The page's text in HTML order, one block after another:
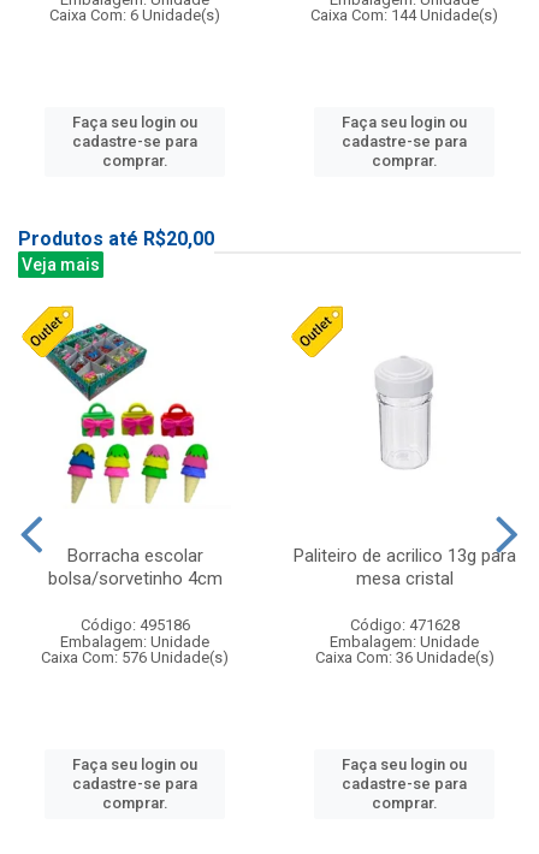
Caixa Com: 6 Unidade(s)
Faça seu login ou
cadastre-se para
comprar.
Caixa Com: 144 Unidade(s)
Faça seu login ou
cadastre-se para
comprar.
Produtos até R$20,00
Veja mais
Borracha escolar
bolsa/sorvetinho 4cm
Código: 495186
Embalagem: Unidade
Caixa Com: 576 Unidade(s)
Faça seu login ou
cadastre-se para
comprar.
Paliteiro de acrilico 13g para
mesa cristal
Código: 471628
Embalagem: Unidade
Caixa Com: 36 Unidade(s)
Faça seu login ou
cadastre-se para
comprar.